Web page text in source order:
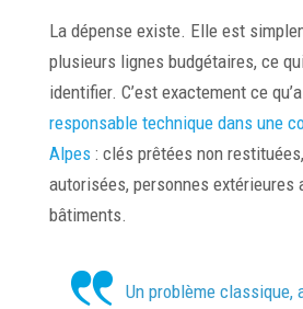
La dépense existe. Elle est
plusieurs lignes budgétaires, ce
identifier. C’est exactement ce
responsable technique dans une
Alpes : clés prêtées non
autorisées, personnes extérieures
bâtiments.
Un problème classique,